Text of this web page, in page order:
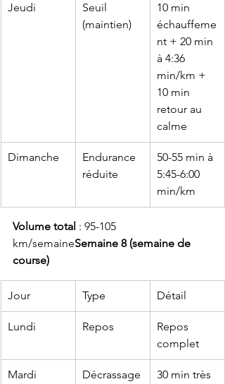
Jeudi
Seuil
(maintien)
10 min
échauffeme
nt + 20 min
à 4:36
min/km +
10 min
retour au
calme
Dimanche
Endurance
réduite
50-55 min à
5:45-6:00
min/km
Volume total : 95-105
km/semaineSemaine 8 (semaine de
course)
Jour Type Détail
Lundi Repos
Repos
complet
Mardi Décrassage
30 min très